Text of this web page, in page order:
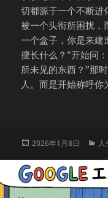
切都源于一个不断进
被一个头衔所困扰，
一个盒子，你是来建
擅长什么？”开始问
所未见的东西？”那
人。而是开始称呼你
发
于
2026年1月8日
分
人